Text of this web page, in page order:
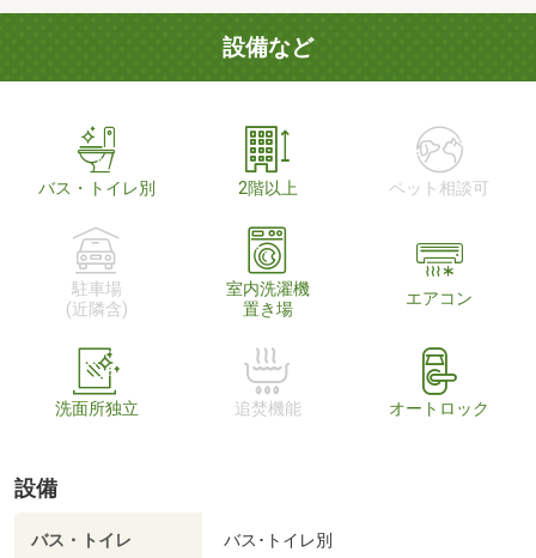
設備など
バス・トイレ別 2階以上 ペット相談可
駐車場
(近隣含)
室内洗濯機
置き場
エアコン
洗面所独立 追焚機能 オートロック
設備
バス・トイレ バス･トイレ別